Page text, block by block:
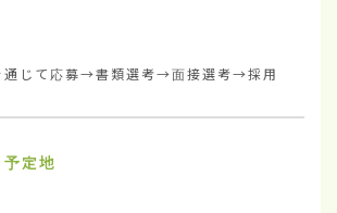
通じて応募→書類選考→面接選考→採用
定地